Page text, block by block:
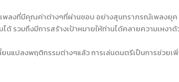
พลงที่มีคุณค่าต่างๆที่ผ่านชอบ อย่างสุนทราภรณ์เพลงยุค
รวมถึงมีการสร้างเป้าหมายให้ท่านได้คลายความเหงา
นแปลงพฤติกรรมต่างๆแล้ว การเล่นดนตรีเป็นการช่วย